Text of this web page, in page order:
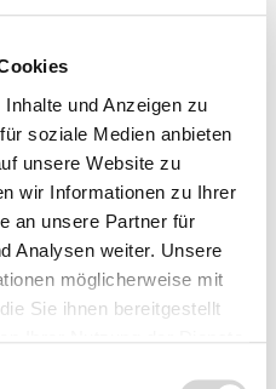
und Anzeigen zu
soziale Medien anbieten
unsere Website zu
wir Informationen zu Ihrer
an unsere Partner für
Analysen weiter. Unsere
möglicherweise mit
Sie ihnen bereitgestellt
€*